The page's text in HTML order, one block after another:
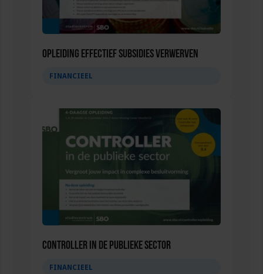
Opleiding Effectief subsidies verwerven
FINANCIEEL
Controller in de publieke sector
FINANCIEEL